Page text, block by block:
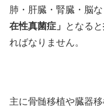
肺・肝臓・腎臓・脳
在性真菌症」
となると
ればなりません。
主に骨髄移植や臓器